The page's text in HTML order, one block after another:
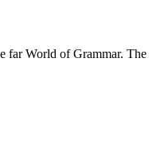
far World of Grammar. The